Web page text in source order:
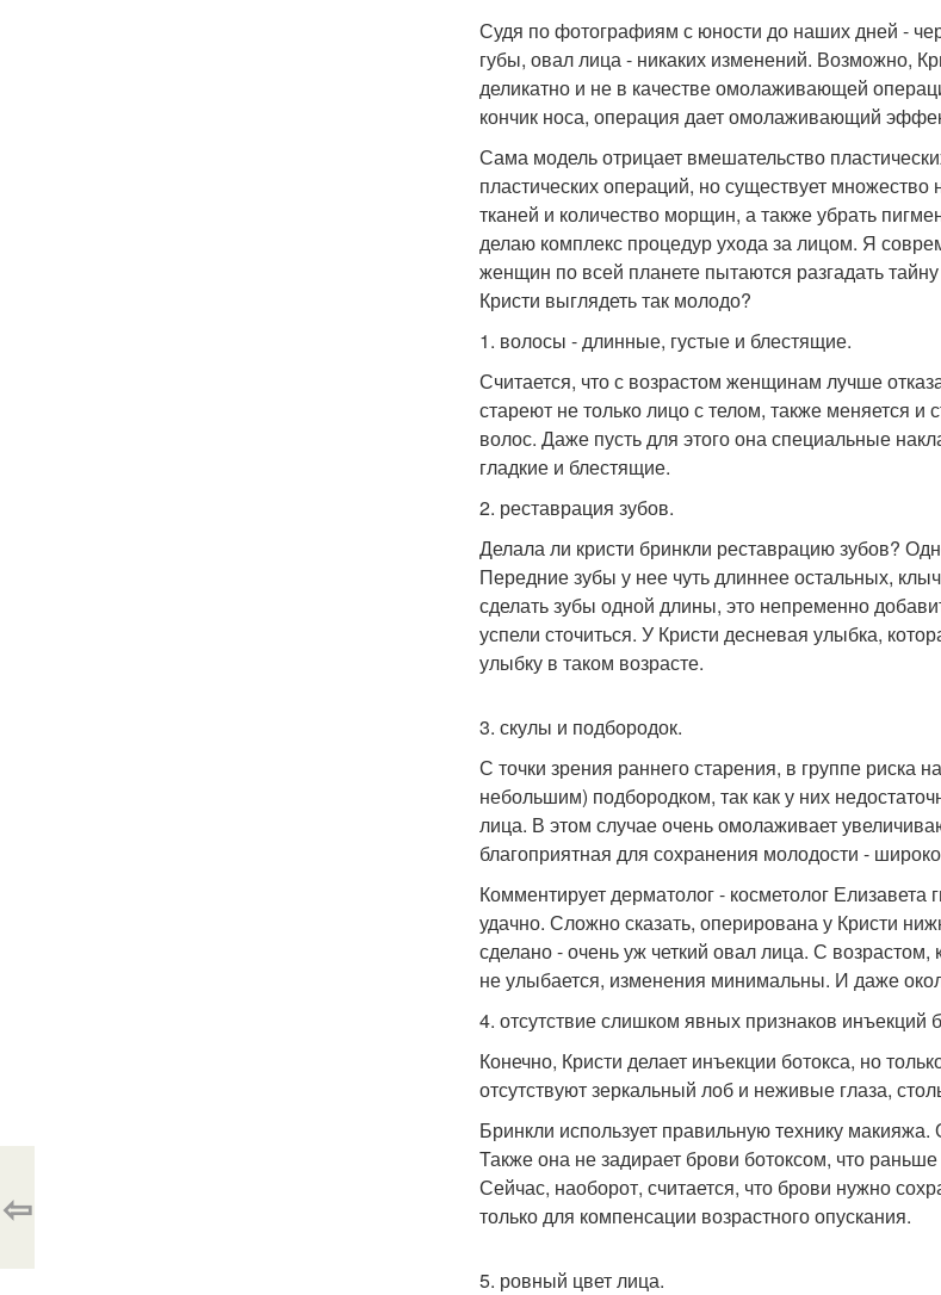
Судя по фотографиям с юности до наших дней -
губы, овал лица - никаких изменений. Возможно,
деликатно и не в качестве омолаживающей
кончик носа, операция дает омолаживающий
Сама модель отрицает вмешательство
пластических операций, но существует
тканей и количество морщин, а также убрать
делаю комплекс процедур ухода за лицом. Я
женщин по всей планете пытаются разгадать
Кристи выглядеть так молодо?
1. волосы - длинные, густые и блестящие.
Считается, что с возрастом женщинам лучше
стареют не только лицо с телом, также меняется
волос. Даже пусть для этого она специальные
гладкие и блестящие.
2. реставрация зубов.
Делала ли кристи бринкли реставрацию зубов?
Передние зубы у нее чуть длиннее остальных,
сделать зубы одной длины, это непременно
успели сточиться. У Кристи десневая улыбка,
улыбку в таком возрасте.
3. скулы и подбородок.
С точки зрения раннего старения, в группе
небольшим) подбородком, так как у них
лица. В этом случае очень омолаживает
благоприятная для сохранения молодости -
Комментирует дерматолог - косметолог
удачно. Сложно сказать, оперирована у Кристи
сделано - очень уж четкий овал лица. С
не улыбается, изменения минимальны. И даже
4. отсутствие слишком явных признаков инъекций
Конечно, Кристи делает инъекции ботокса, но
отсутствуют зеркальный лоб и неживые глаза,
Бринкли использует правильную технику
Также она не задирает брови ботоксом, что
Сейчас, наоборот, считается, что брови нужно
только для компенсации возрастного опускания.
5. ровный цвет лица.
⇦